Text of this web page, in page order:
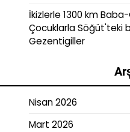
İkizlerle 1300 km
Çocuklarla Söğüt'teki
Gezentigiller
Nisan 2026
Mart 2026